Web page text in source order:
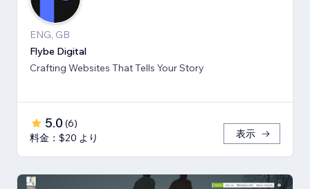
ENG, GB
Flybe Digital
Crafting Websites That Tells Your Story
5.0 (6)
料金：$20 より
表示